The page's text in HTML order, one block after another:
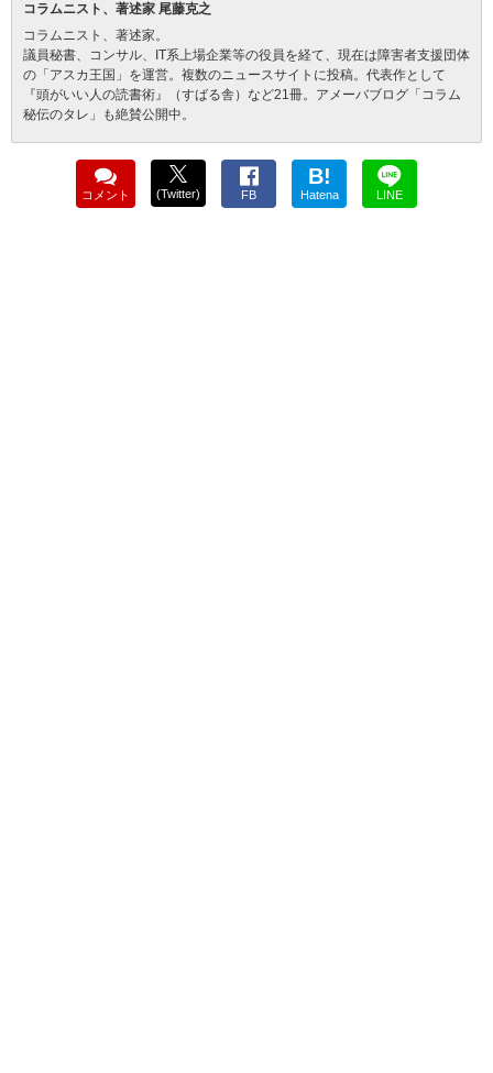
コラムニスト、著述家 尾藤克之
コラムニスト、著述家。
議員秘書、コンサル、IT系上場企業等の役員を経て、現在は障害者支援団体
の「アスカ王国」を運営。複数のニュースサイトに投稿。代表作として
『頭がいい人の読書術』（すばる舎）など21冊。アメーバブログ「コラム
秘伝のタレ」も絶賛公開中。
コメント (Twitter) FB
B!
Hatena LINE